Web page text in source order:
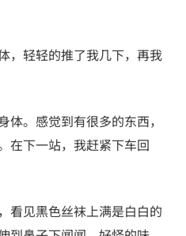
，轻轻的推了我几下，再我
。感觉到有很多的东西，
在下一站，我赶紧下车回
看见黑色丝袜上满是白白的